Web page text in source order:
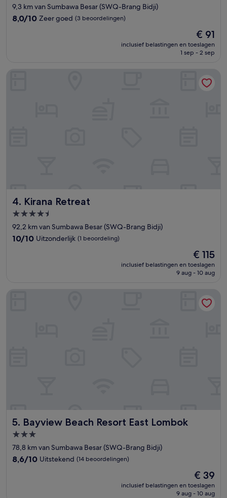
sterrenaccommodatie
9,3 km van Sumbawa Besar (SWQ-Brang Bidji)
8.0
beoordelingen)
8,0/10 Zeer goed (3 beoordelingen)
De
prijs
is
€ 91
inclusief belastingen en toeslagen
1 sep - 2 sep
4. Kirana Retreat
Kirana Retreat
4.5-
sterrenaccommodatie
92,2 km van Sumbawa Besar (SWQ-Brang Bidji)
10.0
10/10 Uitzonderlijk (1 beoordeling)
De
prijs
is
€ 115
inclusief belastingen en toeslagen
9 aug - 10 aug
Kirana Retreat
5. Bayview Beach Resort East Lombok
Bayview Beach Resort East Lombok
3.0-
sterrenaccommodatie
78,8 km van Sumbawa Besar (SWQ-Brang Bidji)
8.6
8,6/10 Uitstekend (14 beoordelingen)
De
prijs
is
€ 39
inclusief belastingen en toeslagen
9 aug - 10 aug